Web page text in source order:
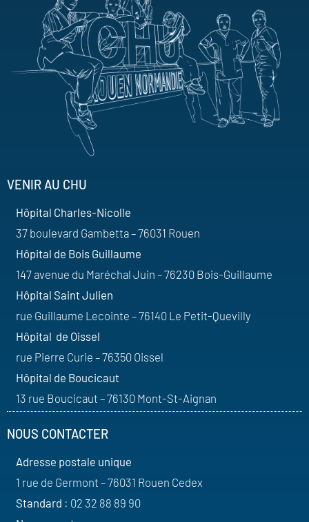
VENIR AU CHU
Hôpital Charles-Nicolle
37 boulevard Gambetta – 76031 Rouen
Hôpital de Bois Guillaume
147 avenue du Maréchal Juin – 76230 Bois-Guillaume
Hôpital Saint Julien
rue Guillaume Lecointe – 76140 Le Petit-Quevilly
Hôpital de Oissel
rue Pierre Curie – 76350 Oissel
Hôpital de Boucicaut
13 rue Boucicaut – 76130 Mont-St-Aignan
NOUS CONTACTER
Adresse postale unique
1 rue de Germont – 76031 Rouen Cedex
Standard : 02 32 88 89 90